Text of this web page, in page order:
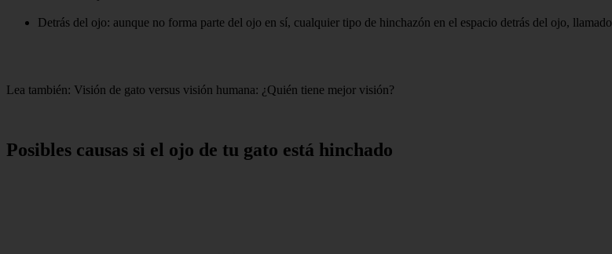
Detrás del ojo: aunque no forma parte del ojo en sí, cualquier tipo de hinchazón en el espacio detrás del ojo,
Lea también: Visión de gato versus visión humana: ¿Quién tiene mejor visión?
Posibles causas si el ojo de tu gato está hinchado